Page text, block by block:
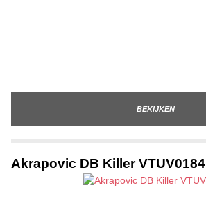
BEKIJKEN
Akrapovic DB Killer VTUV0184